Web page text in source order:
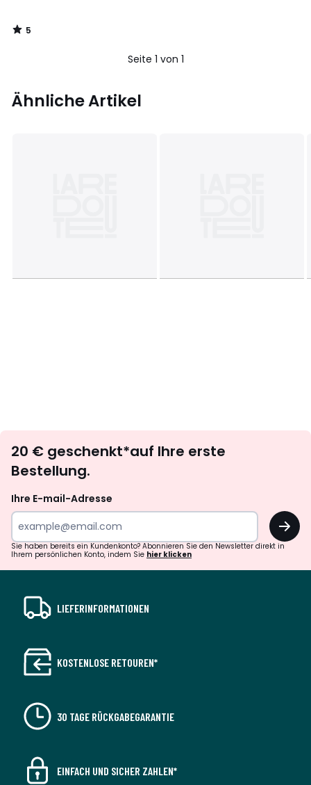
5
/
Seite 1 von 1
Ähnliche Artikel
abonnieren
20 € geschenkt*auf Ihre erste
Bestellung.
Ihre E-mail-Adresse
OK
Sie haben bereits ein Kundenkonto? Abonnieren Sie den Newsletter direkt in
Ihrem persönlichen Konto, indem Sie hier klicken
LIEFERINFORMATIONEN
KOSTENLOSE RETOUREN*
30 TAGE RÜCKGABEGARANTIE
EINFACH UND SICHER ZAHLEN*